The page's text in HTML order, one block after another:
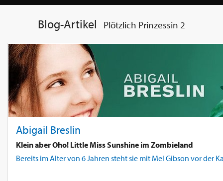
Blog-Artikel Plötzlich Prinzessin 2
Abigail Breslin
Klein aber Oho! Little Miss Sunshine im Zombieland
Bereits im Alter von 6 Jahren steht sie mit Mel Gibson vor der